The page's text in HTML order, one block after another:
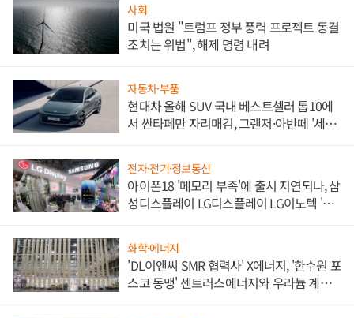
사회
미국 법원 "트럼프 정부 풍력 프로젝트 동결
조치는 위법", 해제 명령 내려
자동차·부품
현대차 올해 SUV 국내 베스트셀러 톱10에
서 싼타페만 자리매김, 그랜저·아반떼 '세단
전자·전기·정보통신
아이폰18 '메모리 부족'에 출시 지연되나, 삼
성디스플레이 LG디스플레이 LG이노텍 '탈
화학·에너지
'DL이앤씨 SMR 협력사' X에너지, '한수원 포
스코 동맹' 센트러스에너지와 우라늄 계약